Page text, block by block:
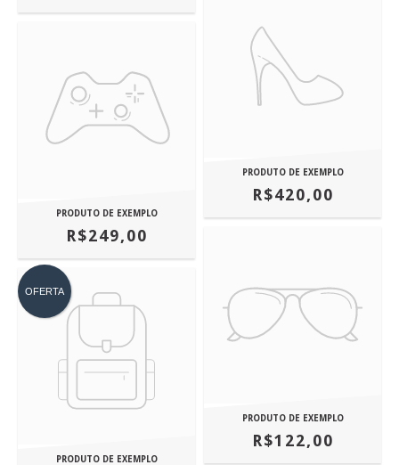
PRODUTO DE EXEMPLO
R$249,00
PRODUTO DE EXEMPLO
R$420,00
OFERTA
PRODUTO DE EXEMPLO
PRODUTO DE EXEMPLO
R$122,00